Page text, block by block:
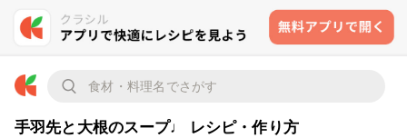
手羽先と大根のスープ♩ レシピ・作り方